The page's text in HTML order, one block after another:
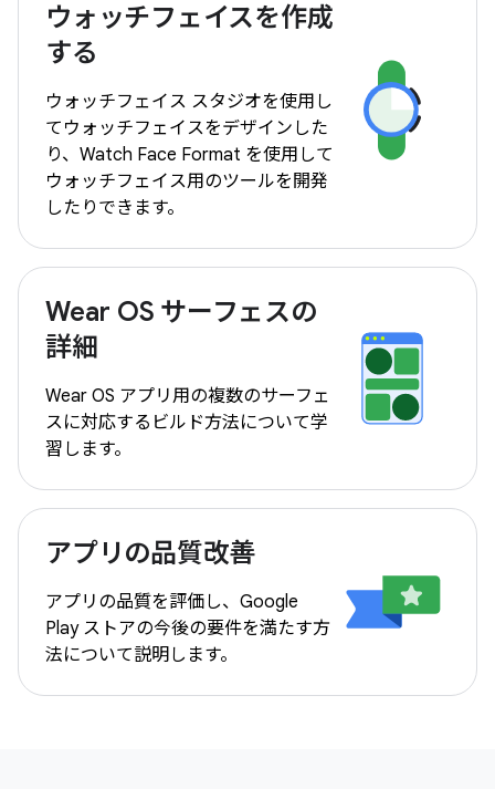
ウォッチフェイスを作成
する
ウォッチフェイス スタジオを使用し
てウォッチフェイスをデザインした
り、Watch Face Format を使用して
ウォッチフェイス用のツールを開発
したりできます。
Wear OS サーフェスの
詳細
Wear OS アプリ用の複数のサーフェ
スに対応するビルド方法について学
習します。
アプリの品質改善
アプリの品質を評価し、Google
Play ストアの今後の要件を満たす方
法について説明します。